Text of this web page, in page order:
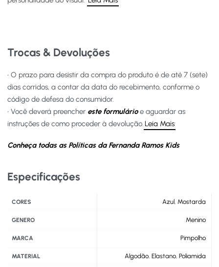
Trocas & Devoluções
• O prazo para desistir da compra do produto é de até 7 (sete)
dias corridos, a contar da data do recebimento, conforme o
código de defesa do consumidor.
• Você deverá preencher este formulárioe aguardar as
instruções de como proceder à devolução. Leia Mais
Conheça todas as Políticas da Fernanda Ramos Kids
Especificações
CORES Azul, Mostarda
GENERO Menino
MARCA Pimpolho
MATERIAL Algodão, Elastano, Poliamida